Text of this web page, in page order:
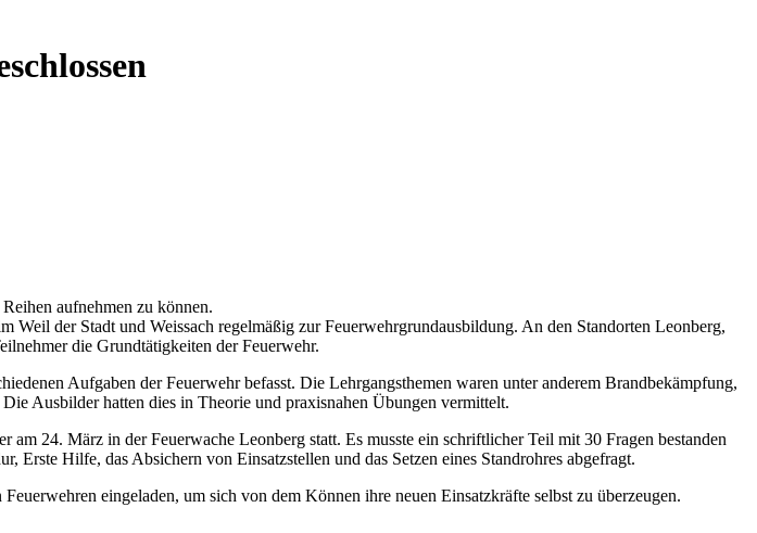
aufnehmen zu können.
Weil der Stadt und Weissach regelmäßig zur Feuerwehrgrundausbildung. An den Standorten Leonberg,
die Grundtätigkeiten der Feuerwehr.
Aufgaben der Feuerwehr befasst. Die Lehrgangsthemen waren unter anderem Brandbekämpfung,
Ausbilder hatten dies in Theorie und praxisnahen Übungen vermittelt.
24. März in der Feuerwache Leonberg statt. Es musste ein schriftlicher Teil mit 30 Fragen bestanden
Hilfe, das Absichern von Einsatzstellen und das Setzen eines Standrohres abgefragt.
eingeladen, um sich von dem Können ihre neuen Einsatzkräfte selbst zu überzeugen.